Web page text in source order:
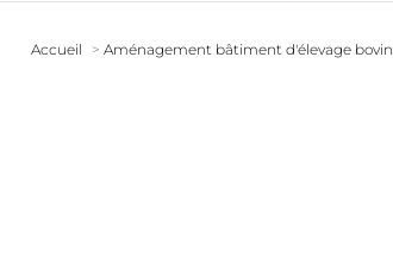
Accueil Aménagement bâtiment d'élevage bovin